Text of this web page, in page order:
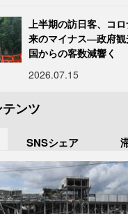
上半期の訪日客、コ
来のマイナス―政府観
国からの客数減響く
2026.07.15
ンツ
SNSシェア